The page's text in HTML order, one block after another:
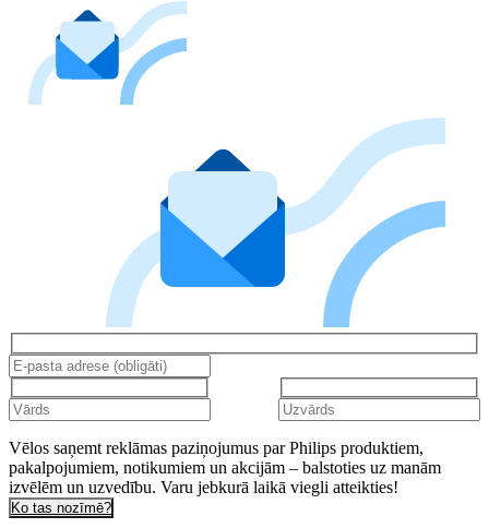
Vēlos saņemt reklāmas paziņojumus par Philips produktiem,
pakalpojumiem, notikumiem un akcijām – balstoties uz manām
izvēlēm un uzvedību. Varu jebkurā laikā viegli atteikties!
Ko tas nozīmē?